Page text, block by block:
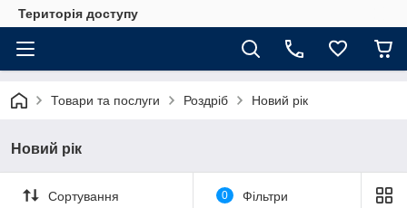
Територія доступу
Товари та послуги Роздріб Новий рік
Новий рік
Сортування 0 Фільтри